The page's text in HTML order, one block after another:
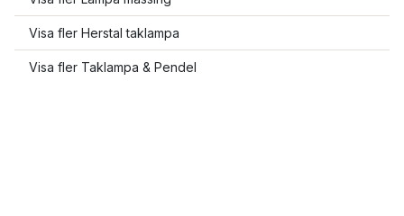
Visa fler Herstal taklampa
Visa fler Taklampa & Pendel